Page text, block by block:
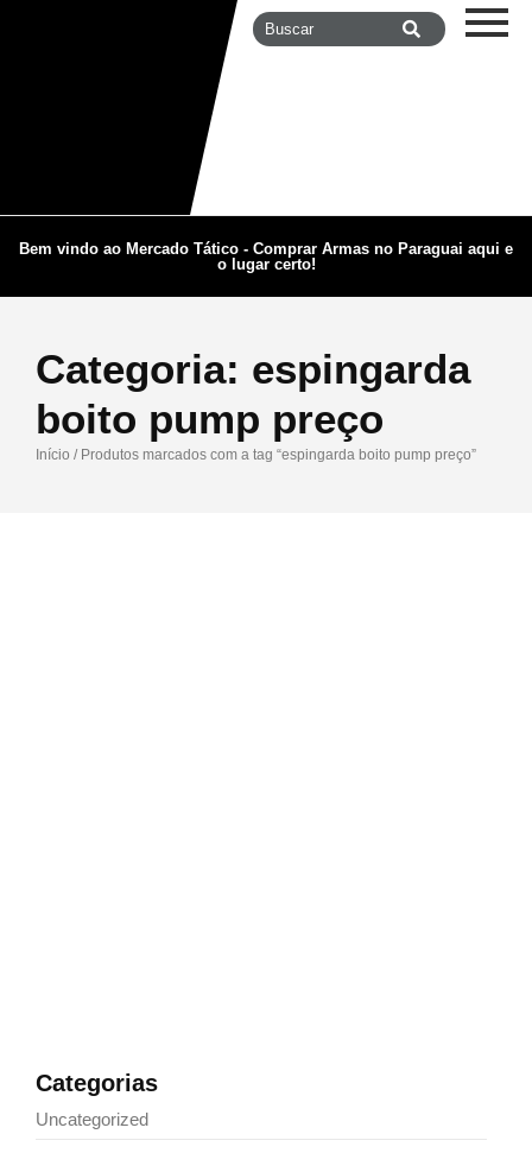
Bem vindo ao Mercado Tático - Comprar Armas no Paraguai aqui e
o lugar certo!
Categoria: espingarda
boito pump preço
Início / Produtos marcados com a tag “espingarda boito pump preço”
Categorias
Uncategorized